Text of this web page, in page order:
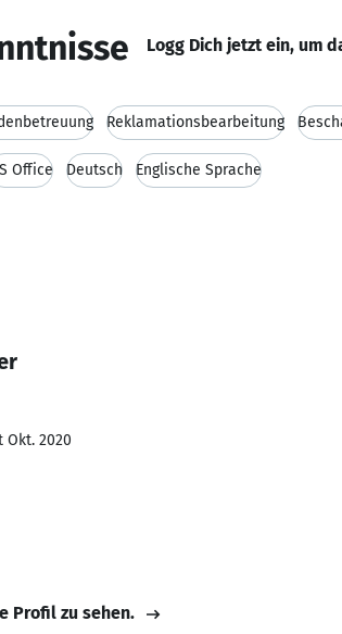
Logg Dich jetzt ein, um
Reklamationsbearbeitung
Office Deutsch Englische Sprache
Okt. 2020
Profil zu sehen.